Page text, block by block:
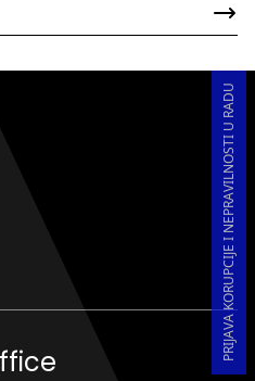
PRIJAVA KORUPCIJE I NEPRAVILNOSTI U RADU